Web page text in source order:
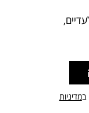
במדיניות